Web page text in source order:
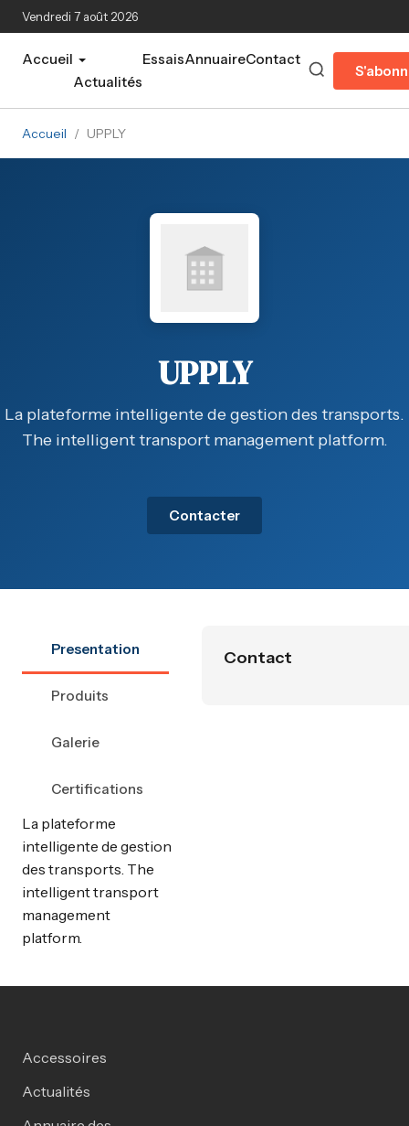
Aller au contenu principal
Vendredi 7 août 2026
Accueil
Actualités
EssaisAnnuaireContact
Accueil / UPPLY
UPPLY
La plateforme intelligente de gestion des transports.
The intelligent transport management platform.
Contacter
Presentation
Produits
Galerie
Certifications
La plateforme
intelligente de gestion
des transports. The
intelligent transport
management
platform.
Contact
Accessoires
Actualités